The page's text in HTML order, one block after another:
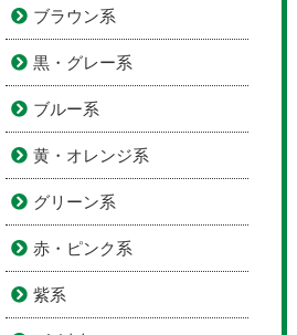
ブラウン系
黒・グレー系
ブルー系
黄・オレンジ系
グリーン系
赤・ピンク系
紫系